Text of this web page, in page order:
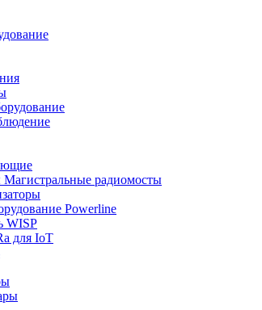
Магистральные радиомосты
Powerline
WISP
для IoT